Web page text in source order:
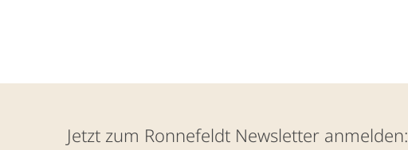
Jetzt zum Ronnefeldt Newsletter anmelden: